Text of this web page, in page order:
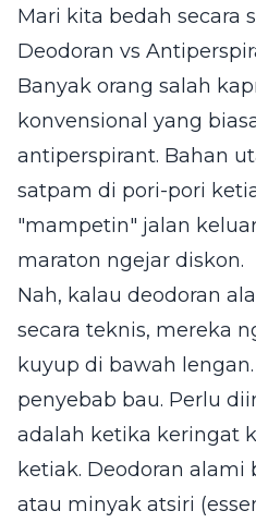
Mari kita bedah secara
Deodoran vs
Banyak orang salah
konvensional yang
antiperspirant. Bahan
satpam di pori-pori
"mampetin" jalan
maraton ngejar diskon.
Nah, kalau deodoran
secara teknis, mereka
kuyup di bawah
penyebab bau. Perlu
adalah ketika keringat
ketiak. Deodoran
atau minyak atsiri